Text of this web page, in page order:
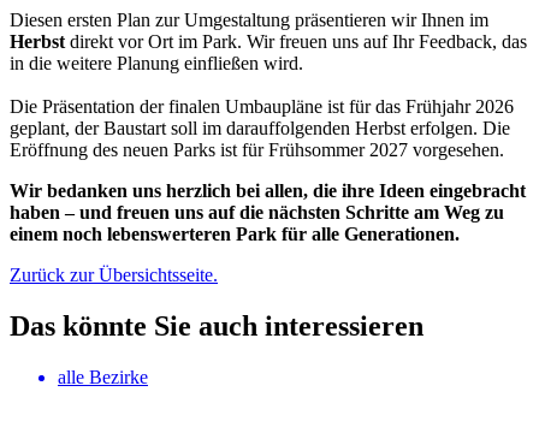
Diesen ersten Plan zur Umgestaltung präsentieren wir Ihnen im
Herbst direkt vor Ort im Park. Wir freuen uns auf Ihr Feedback, das
in die weitere Planung einfließen wird.
Die Präsentation der finalen Umbaupläne ist für das Frühjahr 2026
geplant, der Baustart soll im darauffolgenden Herbst erfolgen. Die
Eröffnung des neuen Parks ist für Frühsommer 2027 vorgesehen.
Wir bedanken uns herzlich bei allen, die ihre Ideen eingebracht
haben – und freuen uns auf die nächsten Schritte am Weg zu
einem noch lebenswerteren Park für alle Generationen.
Zurück zur Übersichtsseite.
Das könnte Sie auch interessieren
alle Bezirke